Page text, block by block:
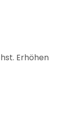
Erhöhen